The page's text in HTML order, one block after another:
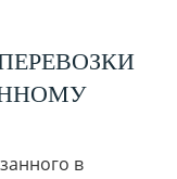
в